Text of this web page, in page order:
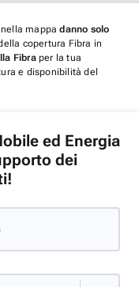
nella mappadanno solo
copertura Fibra in
Fibraper la tua
e disponibilità del
ed Energia
dei